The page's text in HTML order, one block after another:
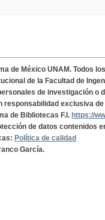
de México UNAM. Todos
de la Facultad de
de investigación o
responsabilidad exclusiva
de Bibliotecas F.I. https://
de datos contenidos
Política de calidad
García.